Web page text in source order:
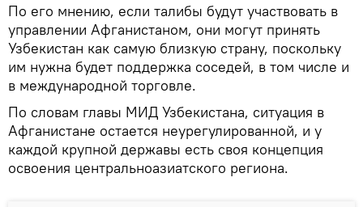
По его мнению, если талибы будут участвовать в
управлении Афганистаном, они могут принять
Узбекистан как самую близкую страну, поскольку
им нужна будет поддержка соседей, в том числе и
в международной торговле.
По словам главы МИД Узбекистана, ситуация в
Афганистане остается неурегулированной, и у
каждой крупной державы есть своя концепция
освоения центральноазиатского региона.